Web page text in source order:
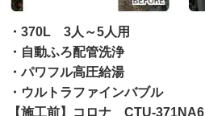
・370L 3人～5人用
・自動ふろ配管洗浄
・パワフル高圧給湯
・ウルトラファインバブル
【施工前】コロナ CTU-371NA6